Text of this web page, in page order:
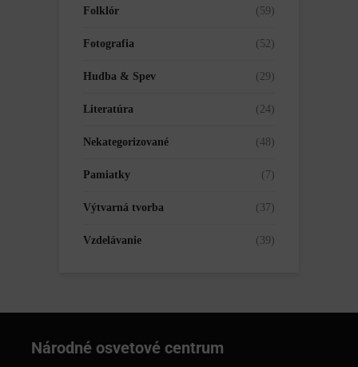
Folklór (59)
Fotografia (52)
Hudba & Spev (29)
Literatúra (24)
Nekategorizované (48)
Pamiatky (7)
Výtvarná tvorba (37)
Vzdelávanie (39)
Národné osvetové centrum